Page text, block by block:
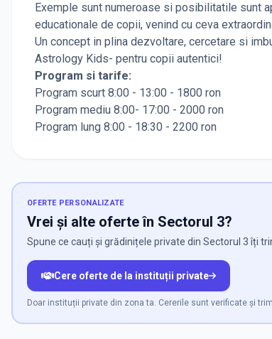
Exemple sunt numeroase si posibilitatile sunt
educationale de copii, venind cu ceva
Un concept in plina dezvoltare, cercetare si
Astrology Kids- pentru copii autentici!
Program si tarife:
Program scurt 8:00 - 13:00 - 1800 ron
Program mediu 8:00- 17:00 - 2000 ron
Program lung 8:00 - 18:30 - 2200 ron
OFERTE PERSONALIZATE
Vrei și alte oferte în Sectorul 3?
Spune ce cauți și grădinițele private din Sectorul 3 îți
Cere oferte de la instituții private
Doar instituții private din zona ta. Cererile sunt verificate și